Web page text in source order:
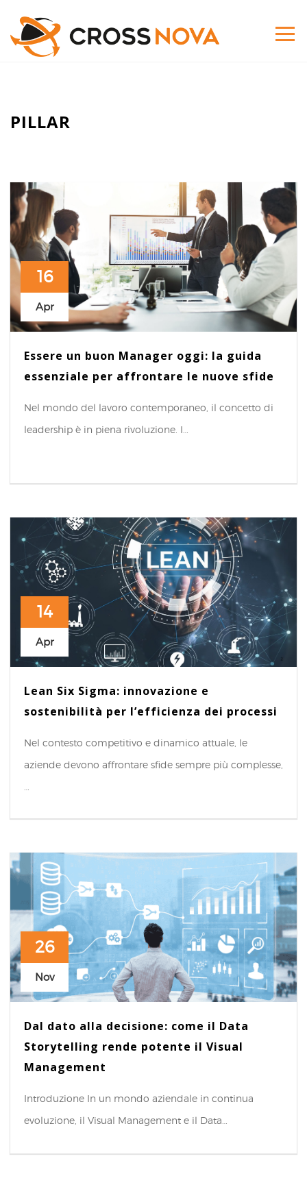
PILLAR
16
Apr
Essere un buon Manager oggi: la guida
essenziale per affrontare le nuove sfide
Nel mondo del lavoro contemporaneo, il concetto di
leadership è in piena rivoluzione. I…
14
Apr
Lean Six Sigma: innovazione e
sostenibilità per l’efficienza dei processi
Nel contesto competitivo e dinamico attuale, le
aziende devono affrontare sfide sempre più complesse,
26
Nov
Dal dato alla decisione: come il Data
Storytelling rende potente il Visual
Management
Introduzione In un mondo aziendale in continua
evoluzione, il Visual Management e il Data…